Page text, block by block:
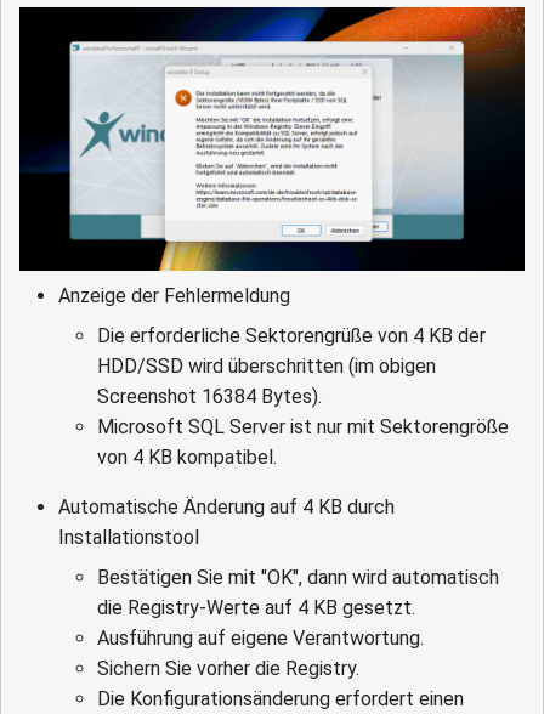
Anzeige der Fehlermeldung
Die erforderliche Sektorengrüße von 4 KB der
HDD/SSD wird überschritten (im obigen
Screenshot 16384 Bytes).
Microsoft SQL Server ist nur mit Sektorengröße
von 4 KB kompatibel.
Automatische Änderung auf 4 KB durch
Installationstool
Bestätigen Sie mit "OK", dann wird automatisch
die Registry-Werte auf 4 KB gesetzt.
Ausführung auf eigene Verantwortung.
Sichern Sie vorher die Registry.
Die Konfigurationsänderung erfordert einen